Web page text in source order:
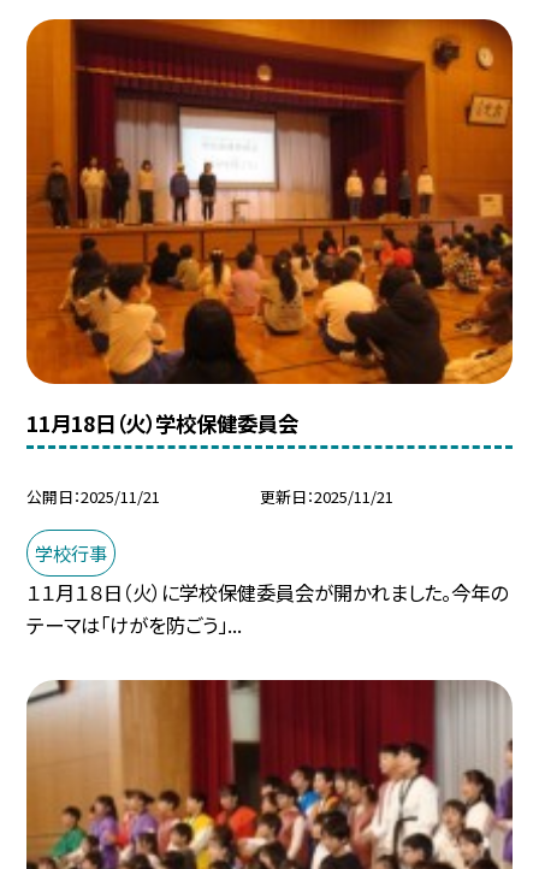
11月18日（火）学校保健委員会
公開日 2025/11/21 更新日 2025/11/21
学校行事
１１月１８日（火）に学校保健委員会が開かれました。今年の
テーマは「けがを防ごう」...